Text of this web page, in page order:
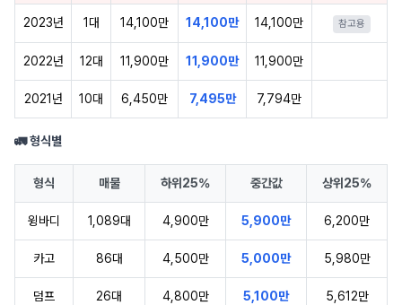
2023년 1대 14,100만 14,100만 14,100만 참고용
2022년 12대 11,900만 11,900만 11,900만
2021년 10대 6,450만 7,495만 7,794만
🚛 형식별
형식 매물 하위25% 중간값 상위25%
윙바디 1,089대 4,900만 5,900만 6,200만
카고 86대 4,500만 5,000만 5,980만
덤프 26대 4,800만 5,100만 5,612만